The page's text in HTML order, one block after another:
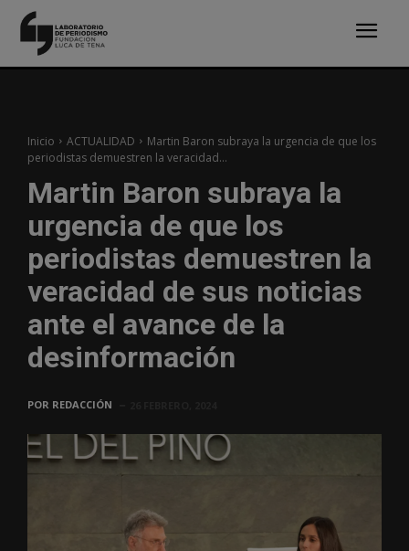
Inicio ACTUALIDAD
Martin Baron subraya la urgencia de que los
periodistas demuestren la veracidad...
Martin Baron subraya la
urgencia de que los
periodistas demuestren la
veracidad de sus noticias
ante el avance de la
desinformación
POR REDACCIÓN